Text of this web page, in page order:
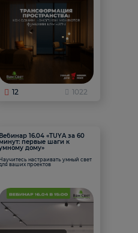
12 1022
Вебинар 16.04 «TUYA за 60
минут: первые шаги к
дому»
Научитесь настраивать умный свет
ваших проектов